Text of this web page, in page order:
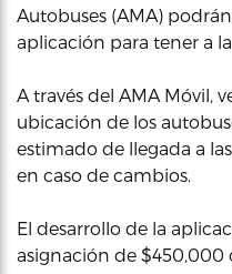
Autobuses (AMA)
aplicación para tener a
A través del AMA Móvil,
ubicación de los
estimado de llegada a
en caso de cambios.
El desarrollo de la
asignación de